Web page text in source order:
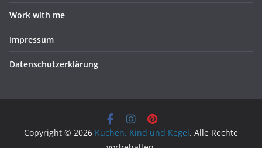
Work with me
Impressum
Datenschutzerklärung
Copyright © 2026 Kuchen, Kind und Kegel. Alle Rechte